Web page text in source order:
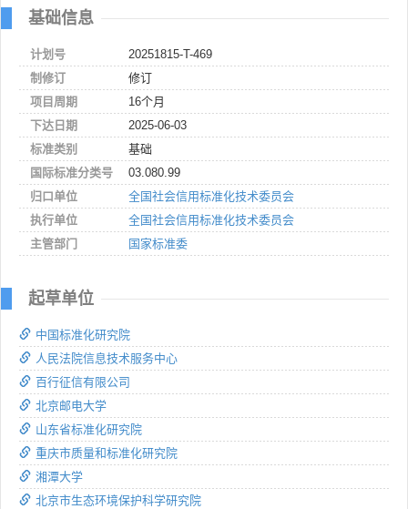
基础信息
计划号
20251815-T-469
制修订
修订
项目周期
16个月
下达日期
2025-06-03
标准类别
基础
国际标准分类号
03.080.99
归口单位
全国社会信用标准化技术委员会
执行单位
全国社会信用标准化技术委员会
主管部门
国家标准委
起草单位
中国标准化研究院
人民法院信息技术服务中心
百行征信有限公司
北京邮电大学
山东省标准化研究院
重庆市质量和标准化研究院
湘潭大学
北京市生态环境保护科学研究院